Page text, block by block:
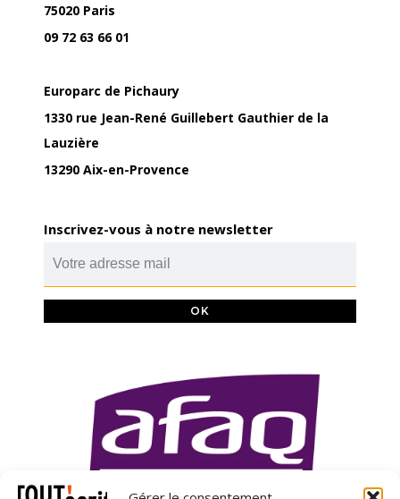
75020 Paris
09 72 63 66 01
Europarc de Pichaury
1330 rue Jean-René Guillebert Gauthier de la
Lauzière
13290 Aix-en-Provence
Inscrivez-vous à notre newsletter